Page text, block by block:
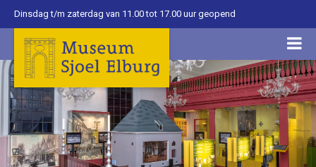
Dinsdag t/m zaterdag van 11.00 tot 17.00 uur geopend